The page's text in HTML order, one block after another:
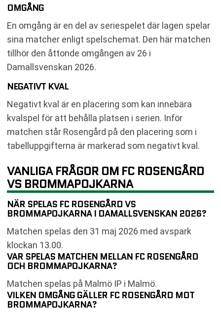
OMGÅNG
En omgång är en del av seriespelet där lagen spelar
sina matcher enligt spelschemat. Den här matchen
tillhör den åttonde omgången av 26 i
Damallsvenskan 2026.
NEGATIVT KVAL
Negativt kval är en placering som kan innebära
kvalspel för att behålla platsen i serien. Inför
matchen står Rosengård på den placering som i
tabelluppgifterna är markerad som negativt kval.
VANLIGA FRÅGOR OM FC ROSENGÅRD
VS BROMMAPOJKARNA
NÄR SPELAS FC ROSENGÅRD VS
BROMMAPOJKARNA I DAMALLSVENSKAN 2026?
Matchen spelas den 31 maj 2026 med avspark
klockan 13.00.
VAR SPELAS MATCHEN MELLAN FC ROSENGÅRD
OCH BROMMAPOJKARNA?
Matchen spelas på Malmö IP i Malmö.
VILKEN OMGÅNG GÄLLER FC ROSENGÅRD MOT
BROMMAPOJKARNA?